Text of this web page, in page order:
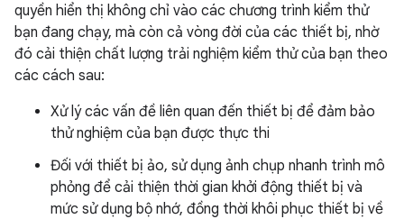
quyền hiển thị không chỉ vào các chương trình kiểm thử
bạn đang chạy, mà còn cả vòng đời của các thiết bị, nhờ
đó cải thiện chất lượng trải nghiệm kiểm thử của bạn theo
các cách sau:
Xử lý các vấn đề liên quan đến thiết bị để đảm bảo
thử nghiệm của bạn được thực thi
Đối với thiết bị ảo, sử dụng ảnh chụp nhanh trình mô
phỏng để cải thiện thời gian khởi động thiết bị và
mức sử dụng bộ nhớ, đồng thời khôi phục thiết bị về